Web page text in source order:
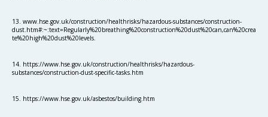
13. www.hse.gov.uk/construction/healthrisks/hazardous-substances/construction-
dust.htm#:~:text=Regularly%20breathing%20construction%20dust%20can,can%20crea
te%20high%20dust%20levels.
14. https://www.hse.gov.uk/construction/healthrisks/hazardous-
substances/construction-dust-specific-tasks.htm
15. https://www.hse.gov.uk/asbestos/building.htm